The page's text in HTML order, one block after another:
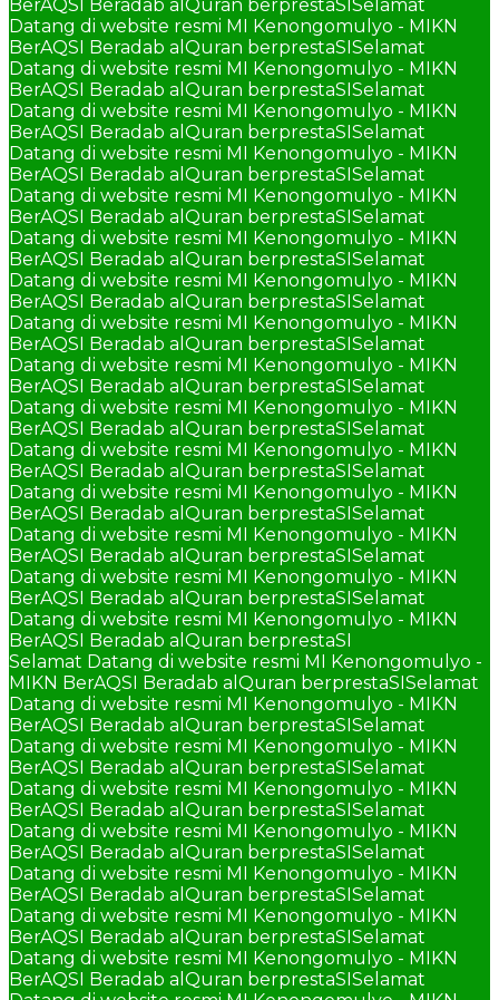
BerAQSI Beradab alQuran berprestaSISelamat
Datang di website resmi MI Kenongomulyo - MIKN
BerAQSI Beradab alQuran berprestaSISelamat
Datang di website resmi MI Kenongomulyo - MIKN
BerAQSI Beradab alQuran berprestaSISelamat
Datang di website resmi MI Kenongomulyo - MIKN
BerAQSI Beradab alQuran berprestaSISelamat
Datang di website resmi MI Kenongomulyo - MIKN
BerAQSI Beradab alQuran berprestaSISelamat
Datang di website resmi MI Kenongomulyo - MIKN
BerAQSI Beradab alQuran berprestaSISelamat
Datang di website resmi MI Kenongomulyo - MIKN
BerAQSI Beradab alQuran berprestaSISelamat
Datang di website resmi MI Kenongomulyo - MIKN
BerAQSI Beradab alQuran berprestaSISelamat
Datang di website resmi MI Kenongomulyo - MIKN
BerAQSI Beradab alQuran berprestaSISelamat
Datang di website resmi MI Kenongomulyo - MIKN
BerAQSI Beradab alQuran berprestaSISelamat
Datang di website resmi MI Kenongomulyo - MIKN
BerAQSI Beradab alQuran berprestaSISelamat
Datang di website resmi MI Kenongomulyo - MIKN
BerAQSI Beradab alQuran berprestaSISelamat
Datang di website resmi MI Kenongomulyo - MIKN
BerAQSI Beradab alQuran berprestaSISelamat
Datang di website resmi MI Kenongomulyo - MIKN
BerAQSI Beradab alQuran berprestaSISelamat
Datang di website resmi MI Kenongomulyo - MIKN
BerAQSI Beradab alQuran berprestaSISelamat
Datang di website resmi MI Kenongomulyo - MIKN
BerAQSI Beradab alQuran berprestaSI
Selamat Datang di website resmi MI Kenongomulyo -
MIKN BerAQSI Beradab alQuran berprestaSISelamat
Datang di website resmi MI Kenongomulyo - MIKN
BerAQSI Beradab alQuran berprestaSISelamat
Datang di website resmi MI Kenongomulyo - MIKN
BerAQSI Beradab alQuran berprestaSISelamat
Datang di website resmi MI Kenongomulyo - MIKN
BerAQSI Beradab alQuran berprestaSISelamat
Datang di website resmi MI Kenongomulyo - MIKN
BerAQSI Beradab alQuran berprestaSISelamat
Datang di website resmi MI Kenongomulyo - MIKN
BerAQSI Beradab alQuran berprestaSISelamat
Datang di website resmi MI Kenongomulyo - MIKN
BerAQSI Beradab alQuran berprestaSISelamat
Datang di website resmi MI Kenongomulyo - MIKN
BerAQSI Beradab alQuran berprestaSISelamat